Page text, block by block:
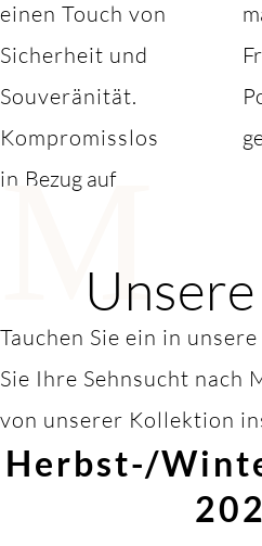
einen Touch von
Sicherheit und
Souveränität.
Kompromisslos
in Bezug auf
M
Tauchen Sie ein in
Sie Ihre Sehnsucht nach
von unserer Kollektion
Herbst-/